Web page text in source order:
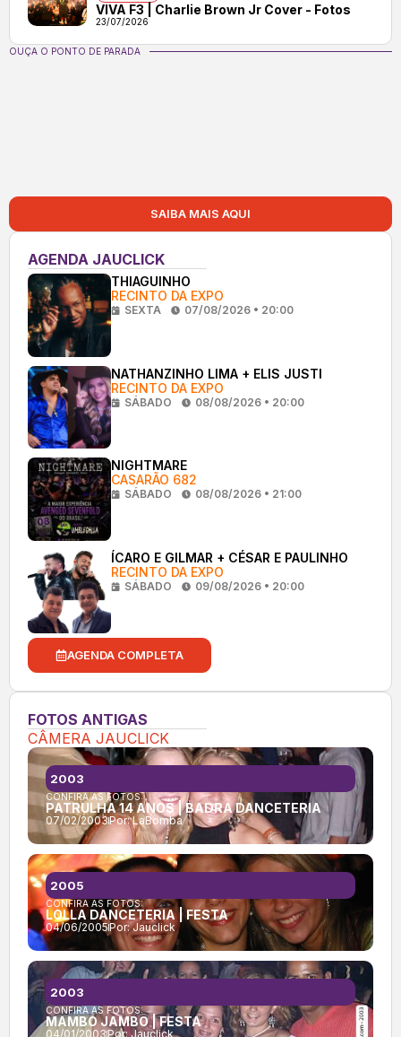
VIVA F3 | Charlie Brown Jr Cover - Fotos
23/07/2026
OUÇA O PONTO DE PARADA
SAIBA MAIS AQUI
AGENDA JAUCLICK
THIAGUINHO
RECINTO DA EXPO
SEXTA 07/08/2026 • 20:00
NATHANZINHO LIMA + ELIS JUSTI
RECINTO DA EXPO
SÁBADO 08/08/2026 • 20:00
NIGHTMARE
CASARÃO 682
SÁBADO 08/08/2026 • 21:00
ÍCARO E GILMAR + CÉSAR E PAULINHO
RECINTO DA EXPO
SÁBADO 09/08/2026 • 20:00
AGENDA COMPLETA
FOTOS ANTIGAS
CÂMERA JAUCLICK
CONFIRA AS FOTOS:
PATRULHA 14 ANOS | BADRA DANCETERIA
07/02/2003Por:LaBomba
2003
CONFIRA AS FOTOS:
LOLLA DANCETERIA | FESTA
04/06/2005Por:Jauclick
2005
CONFIRA AS FOTOS:
MAMBO JAMBO | FESTA
04/01/2003Por:Jauclick
2003